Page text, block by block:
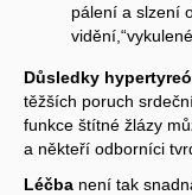
pálení a slzení
Důsledky
těžších poruch
funkce štítné žlázy
a někteří odborníci
Léčba není tak